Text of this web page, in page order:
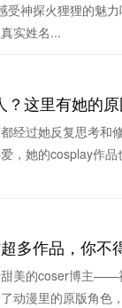
受神探火狸狸的魅
实姓名...
？这里有她的
经过她反复思考和
，她的cosplay作
多作品，你不
美的coser博主——
动漫里的原版角色